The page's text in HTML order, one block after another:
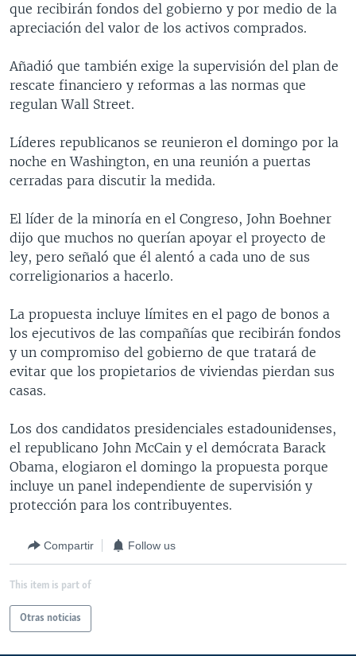
que recibirán fondos del gobierno y por medio de la
apreciación del valor de los activos comprados.
Añadió que también exige la supervisión del plan de
rescate financiero y reformas a las normas que
regulan Wall Street.
Líderes republicanos se reunieron el domingo por la
noche en Washington, en una reunión a puertas
cerradas para discutir la medida.
El líder de la minoría en el Congreso, John Boehner
dijo que muchos no querían apoyar el proyecto de
ley, pero señaló que él alentó a cada uno de sus
correligionarios a hacerlo.
La propuesta incluye límites en el pago de bonos a
los ejecutivos de las compañías que recibirán fondos
y un compromiso del gobierno de que tratará de
evitar que los propietarios de viviendas pierdan sus
casas.
Los dos candidatos presidenciales estadounidenses,
el republicano John McCain y el demócrata Barack
Obama, elogiaron el domingo la propuesta porque
incluye un panel independiente de supervisión y
protección para los contribuyentes.
Compartir Follow us
This item is part of
Otras noticias